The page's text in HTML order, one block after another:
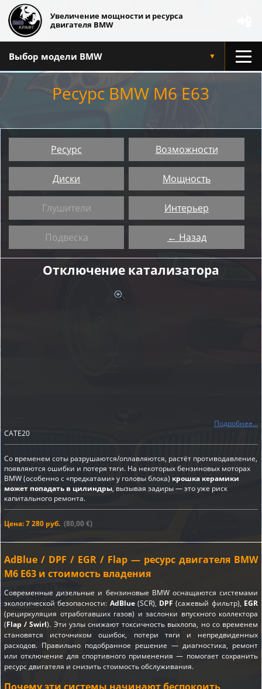
Увеличение мощности и ресурса
двигателя BMW
Выбор модели BMW ▼
Ресурс BMW M6 E63
Ресурс Возможности
Диски Мощность
Глушители Интерьер
Подвеска ← Назад
Отключение катализатора
Подробнее...
CATE20
Со временем соты разрушаются/оплавляются, растёт противодавление,
появляются ошибки и потеря тяги. На некоторых бензиновых моторах
BMW (особенно с «предкатами» у головы блока) крошка керамики
может попадать в цилиндры, вызывая задиры — это уже риск
капитального ремонта.
Цена: 7 280 руб. (80,00 €)
AdBlue / DPF / EGR / Flap — ресурс двигателя BMW
M6 E63 и стоимость владения
Современные дизельные и бензиновые BMW оснащаются системами
экологической безопасности: AdBlue(SCR), DPF (сажевый фильтр), EGR
(рециркуляция отработавших газов) и заслонки впускного коллектора
(Flap / Swirl). Эти узлы снижают токсичность выхлопа, но со временем
становятся источником ошибок, потери тяги и непредвиденных
расходов. Правильно подобранное решение — диагностика, ремонт
или отключение для спортивного применения — помогает сохранить
ресурс двигателя и снизить стоимость обслуживания.